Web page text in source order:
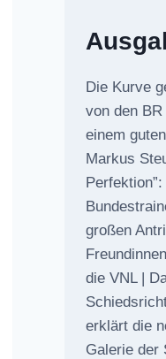
Die Kurve
von den
einem
Markus
großen
die VNL |
erklärt die
Galerie der